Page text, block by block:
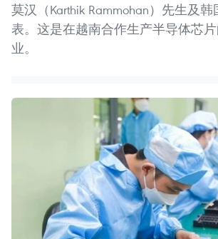
莫汉（Karthik Rammohan）先生及韩
表。这是在越南合作生产半导体芯
业。